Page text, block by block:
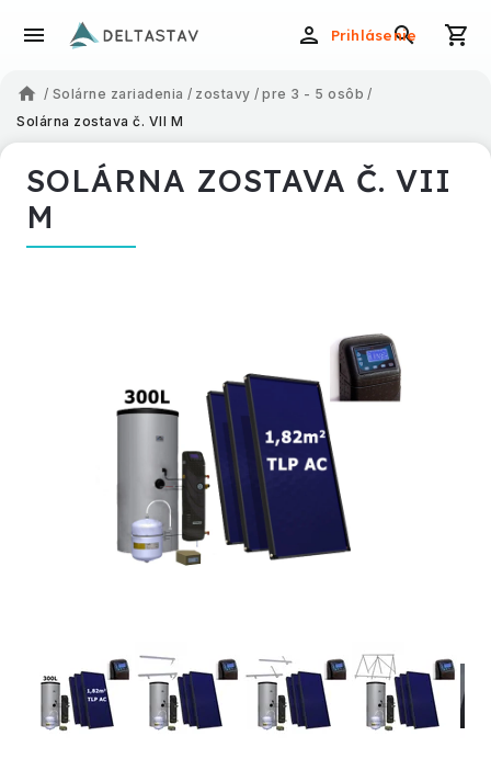
Prihlásenie
/ Solárne zariadenia / zostavy / pre 3 - 5 osôb /
Solárna zostava č. VII M
SOLÁRNA ZOSTAVA Č. VII
M